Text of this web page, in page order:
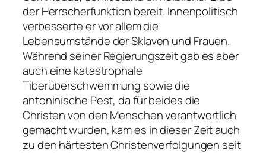
der Herrscherfunktion bereit. Innenpolitisch
verbesserte er vor allem die
Lebensumstände der Sklaven und Frauen.
Während seiner Regierungszeit gab es aber
auch eine katastrophale
Tiberüberschwemmung sowie die
antoninische Pest, da für beides die
Christen von den Menschen verantwortlich
gemacht wurden, kam es in dieser Zeit auch
zu den härtesten Christenverfolgungen seit